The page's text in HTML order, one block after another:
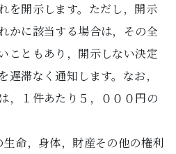
を開示します。ただし，開示
かに該当する場合は，その全
こともあり，開示しない決定
遅滞なく通知します。なお，
，１件あたり５，０００円の
生命，身体，財産その他の権利